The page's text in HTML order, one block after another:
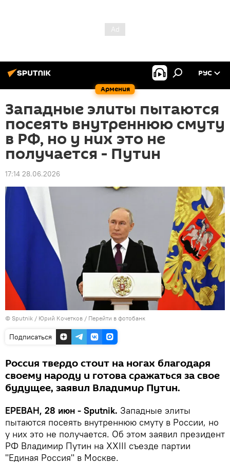
Армения
РУС
Западные элиты пытаются
посеять внутреннюю смуту
в РФ, но у них это не
получается - Путин
17:14 28.06.2026
© Sputnik / Юрий Кочетков / Перейти в фотобанк
Подписаться
Россия твердо стоит на ногах благодаря
своему народу и готова сражаться за свое
будущее, заявил Владимир Путин.
ЕРЕВАН, 28 июн - Sputnik. Западные элиты
пытаются посеять внутреннюю смуту в России, но
у них это не получается. Об этом заявил президент
РФ Владимир Путин на XXIII съезде партии
"Единая Россия" в Москве.